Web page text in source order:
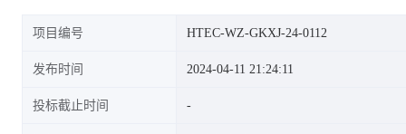
计划采购公告
项目编号 HTEC-WZ-GKXJ-24-0112
发布时间 2024-04-11 21:24:11
投标截止时间